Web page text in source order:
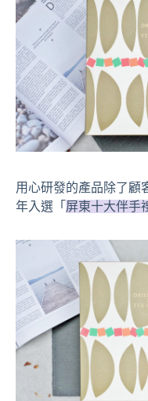
用心研發的產品除了顧
年入選「 屏東十大伴手